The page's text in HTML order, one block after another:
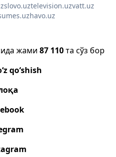
slovo.uztelevision.uzvatt.uz
havo.uz
жами 87 110та сўз бор
qo‘shish